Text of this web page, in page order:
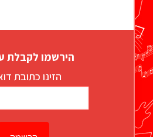
הירשמו לקבלת
הזינו כתובת